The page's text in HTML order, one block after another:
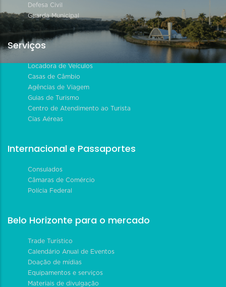
Defesa Civil
Guarda Municipal
Serviços
Locadora de Veículos
Casas de Câmbio
Agências de Viagem
Guias de Turismo
Centro de Atendimento ao Turista
Cias Aéreas
Internacional e Passaportes
Consulados
Câmaras de Comércio
Polícia Federal
Belo Horizonte para o mercado
Trade Turístico
Calendário Anual de Eventos
Doação de mídias
Equipamentos e serviços
Materiais de divulgação